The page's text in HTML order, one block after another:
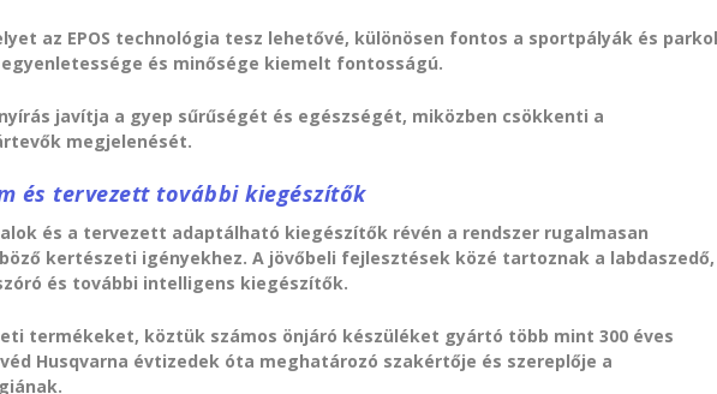
az EPOS technológia tesz lehetővé, különösen fontos a sportpályák és
és minősége kiemelt fontosságú.
javítja a gyep sűrűségét és egészségét, miközben csökkenti a
megjelenését.
és tervezett további kiegészítők
és a tervezett adaptálható kiegészítők révén a rendszer rugalmasan
kertészeti igényekhez. A jövőbeli fejlesztések közé tartoznak a labdaszedő,
és további intelligens kiegészítők.
termékeket, köztük számos önjáró készüléket gyártó több mint 300 éves
Husqvarna évtizedek óta meghatározó szakértője és szereplője a